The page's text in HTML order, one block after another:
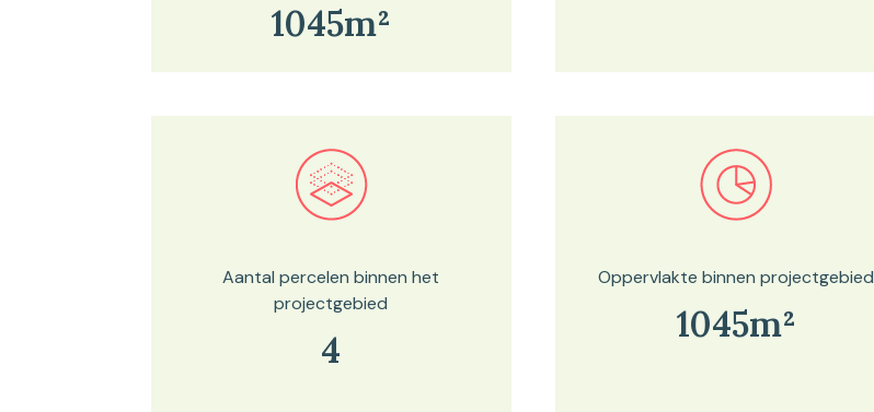
1045m²
Bekijk in onze kaartviewer
Aantal percelen binnen het
projectgebied
4
Bekijk in onze kaartviewer
Oppervlakte binnen projectgebied
1045m²